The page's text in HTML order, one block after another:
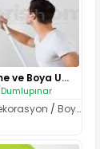
Yüzey Düzeltme ve Boya Uygulam..
/Boya & Badana